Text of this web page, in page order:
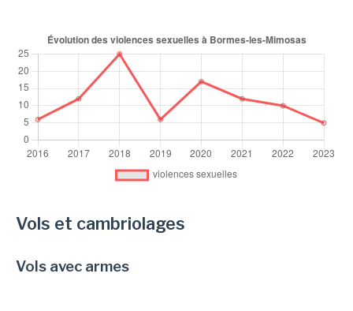
Vols et cambriolages
Vols avec armes